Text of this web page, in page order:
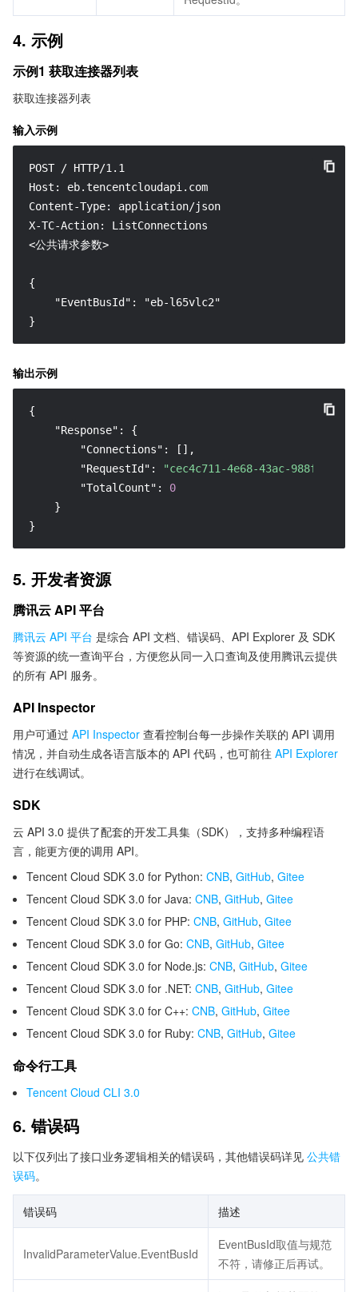
4. 示例
示例1 获取连接器列表
获取连接器列表
输入示例
POST / HTTP/1.1
Host: eb.tencentcloudapi.com
Content-Type: application/json
X-TC-Action: ListConnections
<公共请求参数>
{
    "EventBusId": "eb-l65vlc2"
}
输出示例
{
"Response" :
{
"Connections" : [ ] ,
"RequestId" :
"cec4c711-4e68-43ac-988f-
"TotalCount" :
0
}
}
5. 开发者资源
腾讯云 API 平台
腾讯云 API 平台 是综合 API 文档、错误码、API Explorer 及 SDK
等资源的统一查询平台，方便您从同一入口查询及使用腾讯云提供
的所有 API 服务。
API Inspector
用户可通过 API Inspector 查看控制台每一步操作关联的 API 调用
情况，并自动生成各语言版本的 API 代码，也可前往 API Explorer
进行在线调试。
SDK
云 API 3.0 提供了配套的开发工具集（SDK），支持多种编程语
言，能更方便的调用 API。
Tencent Cloud SDK 3.0 for Python: CNB, GitHub, Gitee
Tencent Cloud SDK 3.0 for Java: CNB, GitHub, Gitee
Tencent Cloud SDK 3.0 for PHP: CNB, GitHub, Gitee
Tencent Cloud SDK 3.0 for Go: CNB, GitHub, Gitee
Tencent Cloud SDK 3.0 for Node.js: CNB, GitHub, Gitee
Tencent Cloud SDK 3.0 for .NET: CNB, GitHub, Gitee
Tencent Cloud SDK 3.0 for C++: CNB, GitHub, Gitee
Tencent Cloud SDK 3.0 for Ruby: CNB, GitHub, Gitee
命令行工具
Tencent Cloud CLI 3.0
6. 错误码
以下仅列出了接口业务逻辑相关的错误码，其他错误码详见 公共错
误码。
错误码 描述
InvalidParameterValue.EventBusId
EventBusId取值与规范
不符，请修正后再试。